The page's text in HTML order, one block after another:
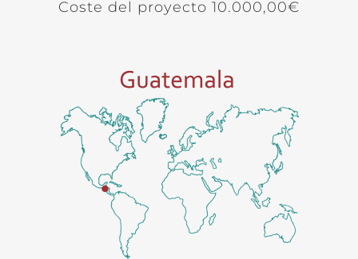
Coste del proyecto 10.000,00€